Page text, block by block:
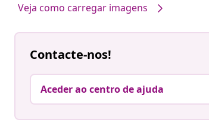
Veja como carregar imagens
Contacte-nos!
Aceder ao centro de ajuda